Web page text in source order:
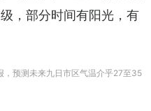
，部分时间有阳光，有
预测未来九日市区气温介乎27至35